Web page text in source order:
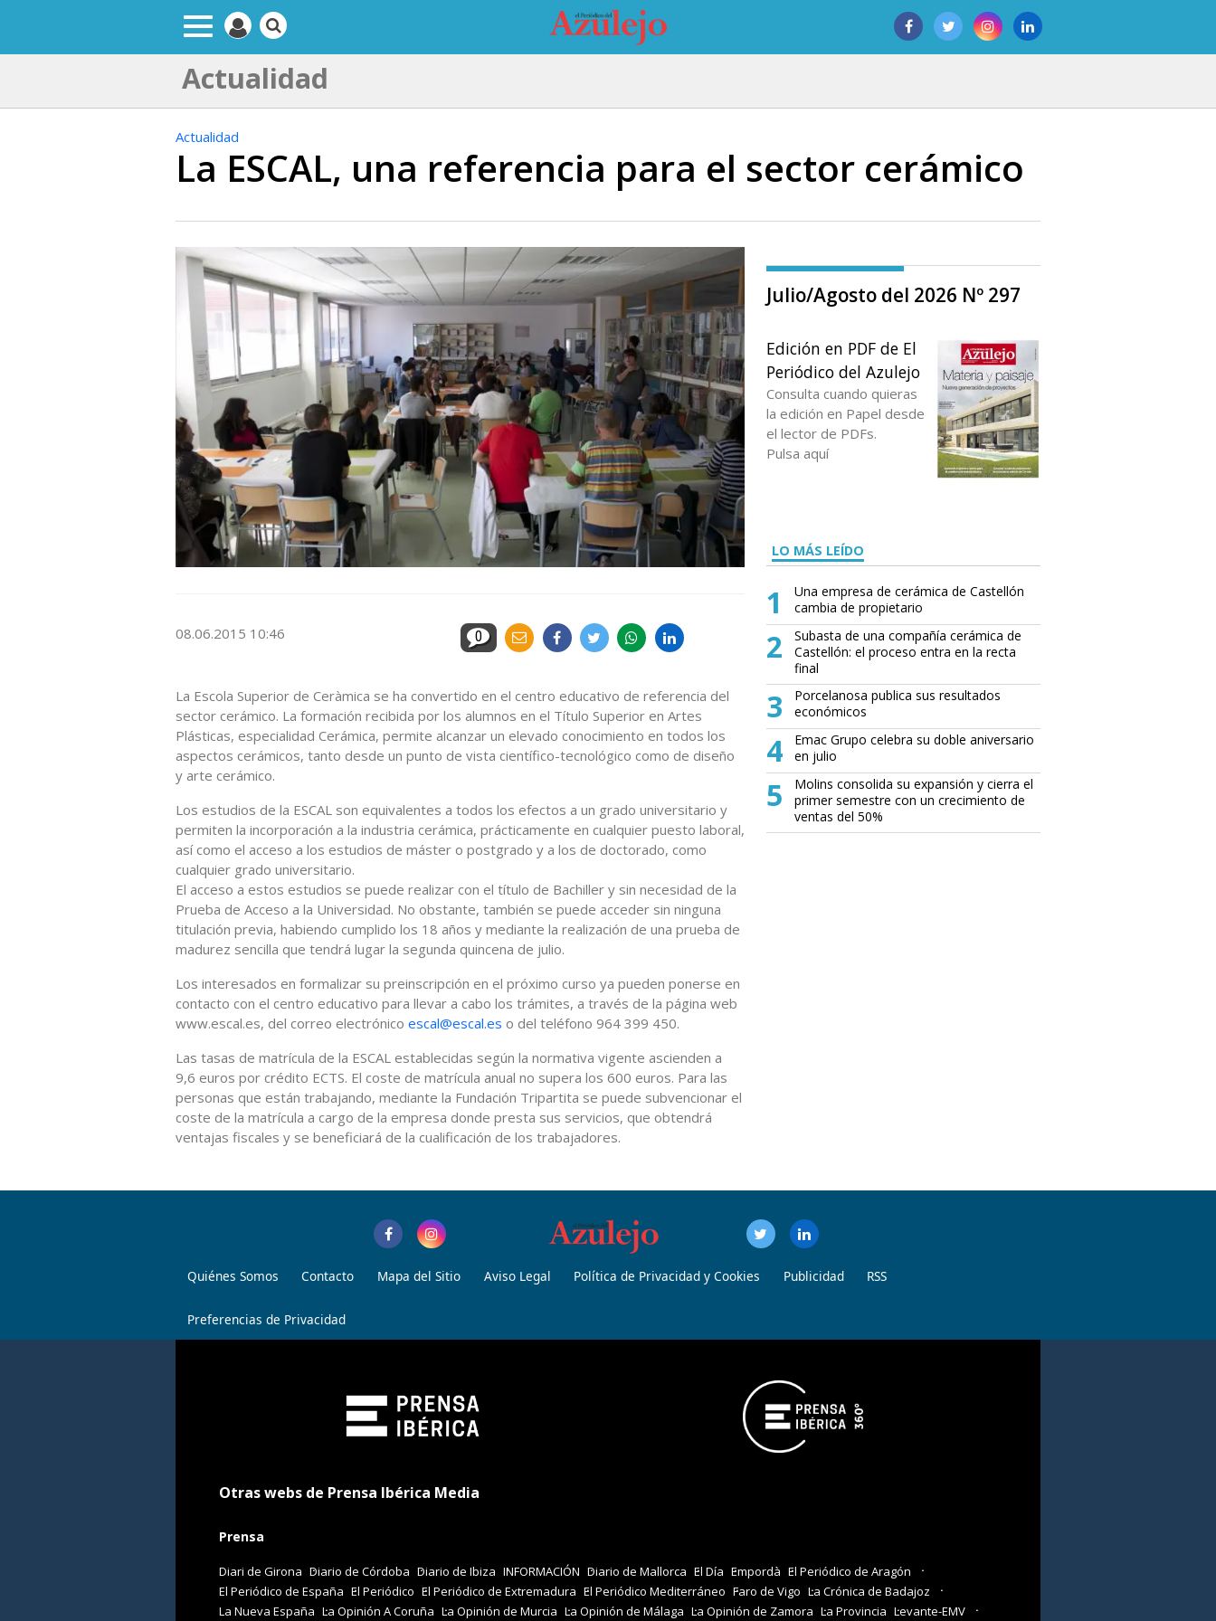
Actualidad
Actualidad
La ESCAL, una referencia para el sector cerámico
08.06.2015 10:46 0
La Escola Superior de Ceràmica se ha convertido en el centro educativo de referencia del
sector cerámico. La formación recibida por los alumnos en el Título Superior en Artes
Plásticas, especialidad Cerámica, permite alcanzar un elevado conocimiento en todos los
aspectos cerámicos, tanto desde un punto de vista científico-tecnológico como de diseño
y arte cerámico.
Los estudios de la ESCAL son equivalentes a todos los efectos a un grado universitario y
permiten la incorporación a la industria cerámica, prácticamente en cualquier puesto laboral,
así como el acceso a los estudios de máster o postgrado y a los de doctorado, como
cualquier grado universitario.
El acceso a estos estudios se puede realizar con el título de Bachiller y sin necesidad de la
Prueba de Acceso a la Universidad. No obstante, también se puede acceder sin ninguna
titulación previa, habiendo cumplido los 18 años y mediante la realización de una prueba de
madurez sencilla que tendrá lugar la segunda quincena de julio.
Los interesados en formalizar su preinscripción en el próximo curso ya pueden ponerse en
contacto con el centro educativo para llevar a cabo los trámites, a través de la página web
www.escal.es, del correo electrónico escal@escal.es o del teléfono 964 399 450.
Las tasas de matrícula de la ESCAL establecidas según la normativa vigente ascienden a
9,6 euros por crédito ECTS. El coste de matrícula anual no supera los 600 euros. Para las
personas que están trabajando, mediante la Fundación Tripartita se puede subvencionar el
coste de la matrícula a cargo de la empresa donde presta sus servicios, que obtendrá
ventajas fiscales y se beneficiará de la cualificación de los trabajadores.
Julio/Agosto del 2026 Nº 297
Edición en PDF de El
Periódico del Azulejo
Consulta cuando quieras
la edición en Papel desde
el lector de PDFs.
Pulsa aquí
LO MÁS LEÍDO
1
Una empresa de cerámica de Castellón
cambia de propietario
2
Subasta de una compañía cerámica de
Castellón: el proceso entra en la recta
final
3
Porcelanosa publica sus resultados
económicos
4
Emac Grupo celebra su doble aniversario
en julio
5
Molins consolida su expansión y cierra el
primer semestre con un crecimiento de
ventas del 50%
Quiénes Somos Contacto Mapa del Sitio Aviso Legal Política de Privacidad y Cookies Publicidad RSS
Preferencias de Privacidad
Otras webs de Prensa Ibérica Media
Prensa
Diari de Girona Diario de Córdoba Diario de Ibiza INFORMACIÓN Diario de Mallorca El Día Empordà El Periódico de Aragón
El Periódico de España El Periódico El Periódico de Extremadura El Periódico Mediterráneo Faro de Vigo La Crónica de Badajoz
La Nueva España La Opinión A Coruña La Opinión de Murcia La Opinión de Málaga La Opinión de Zamora La Provincia Levante-EMV